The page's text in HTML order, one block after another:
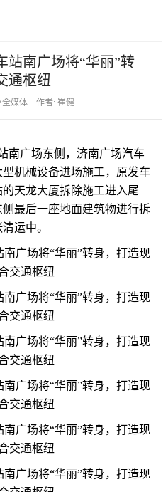
站南广场将“华丽”转
通枢纽
全媒体 作者: 崔健
广场东侧，济南广场汽车
机械设备进场施工，原发车
天龙大厦拆除施工进入尾
最后一座地面建筑物进行拆
运中。